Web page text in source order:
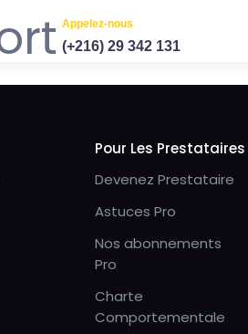
Appelez-nous
(+216) 29 342 131
Pour Les Prestataires
Devenez Prestataire
Astuces Pro
Nos abonnements
Pro
Charte
Comportementale